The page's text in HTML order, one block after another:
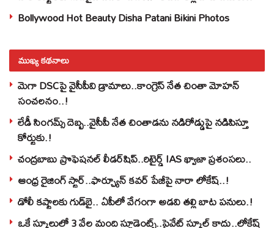
Bollywood Hot Beauty Disha Patani Bikini Photos
ముఖ్య కథనాలు
మెగా DSCపై వైసీపీవి డ్రామాలు..కాంగ్రెస్ నేత చింతా మోహన్
సంచలనం..!
లేడీ సింగమ్స్ దెబ్బ..వైసీపీ నేత చింతాడను నడిరోడ్డుపై నడిపిస్తూ
కోర్టుకు.!
చంద్రబాబు ప్రొఫెషనల్ లీడర్‌షిప్..రిటైర్డ్ IAS ఖ్వాజా ప్రశంసలు..
ఆంధ్ర రైజింగ్ స్టార్..ఫార్చ్యూన్ కవర్ పేజీపై నారా లోకేష్..!
డోలీ కష్టాలకు గుడ్‌బై.. ఏపీలో వేగంగా అడవి తల్లి బాట పనులు.!
ఒకే స్కూలులో 3 వేల మంది స్టూడెంట్స్‌..ప్రైవేట్‌ స్కూల్‌ కాదు..లోకేష్